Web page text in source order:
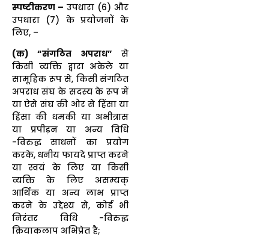
स्पष्टीकरण – उपधारा (6) और
उपधारा (7) के प्रयोजनों के
लिए, –
(क) “संगठित अपराध” से
किसी व्यक्ति द्वारा अकेले या
सामूहिक रूप से, किसी संगठित
अपराध संघ के सदस्य के रूप में
या ऐसे संघ की ओर से हिंसा या
हिंसा की धमकी या अभीत्रास
या प्रपीड़न या अन्य विधि
-विरुद्ध साधनों का प्रयोग
करके, धनीय फायदे प्राप्त करने
या स्वयं के लिए या किसी
व्यक्ति के लिए असम्यक्
आर्थिक या अन्य लाभ प्राप्त
करने के उद्देश्य से, कोई भी
निरंतर विधि -विरुद्ध
क्रियाकलाप अभिप्रेत है;